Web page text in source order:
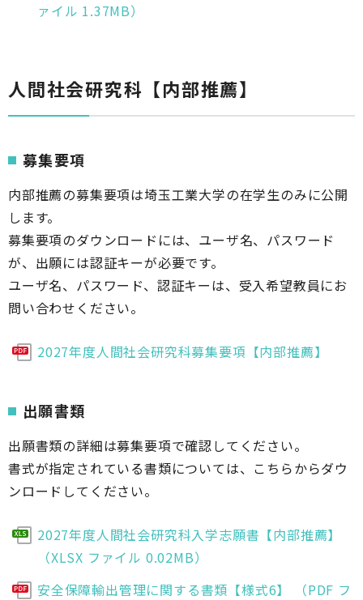
ァイル 1.37MB）
人間社会研究科【内部推薦】
募集要項
内部推薦の募集要項は埼玉工業大学の在学生のみに公開
します。
募集要項のダウンロードには、ユーザ名、パスワード
が、出願には認証キーが必要です。
ユーザ名、パスワード、認証キーは、受入希望教員にお
問い合わせください。
2027年度人間社会研究科募集要項【内部推薦】
出願書類
出願書類の詳細は募集要項で確認してください。
書式が指定されている書類については、こちらからダウ
ンロードしてください。
2027年度人間社会研究科入学志願書【内部推薦】
（XLSX ファイル 0.02MB）
安全保障輸出管理に関する書類【様式6】 （PDF フ